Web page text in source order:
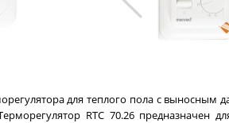
для теплого пола с
RTC 70.26 предназначен